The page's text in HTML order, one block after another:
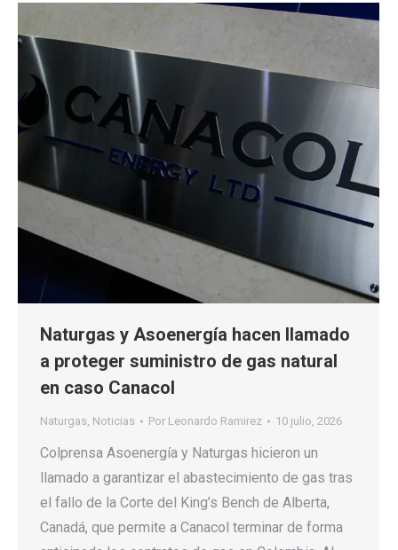
Naturgas y Asoenergía hacen llamado
a proteger suministro de gas natural
en caso Canacol
Naturgas, Noticias Por Leonardo Ramirez 10 julio, 2026
Colprensa Asoenergía y Naturgas hicieron un
llamado a garantizar el abastecimiento de gas tras
el fallo de la Corte del King’s Bench de Alberta,
Canadá, que permite a Canacol terminar de forma